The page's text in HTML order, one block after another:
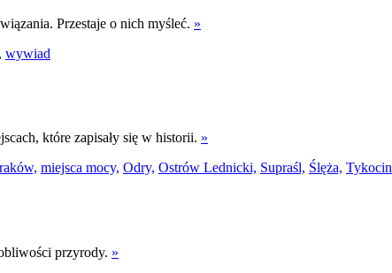
Przestaje o nich myśleć. »
wywiad
które zapisały się w historii. »
miejsca mocy, Odry, Ostrów Lednicki, Supraśl, Ślęża, Tykocin
przyrody. »